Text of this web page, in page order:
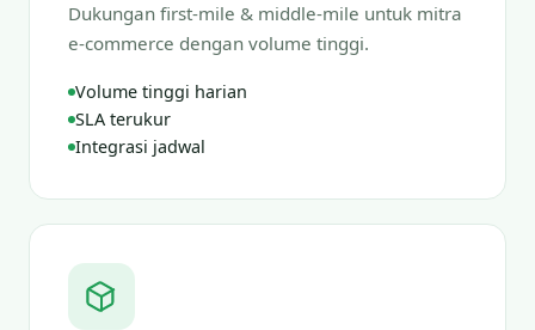
Dukungan first-mile & middle-mile untuk mitra
e-commerce dengan volume tinggi.
Volume tinggi harian
SLA terukur
Integrasi jadwal